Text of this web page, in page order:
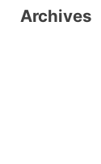
Archives